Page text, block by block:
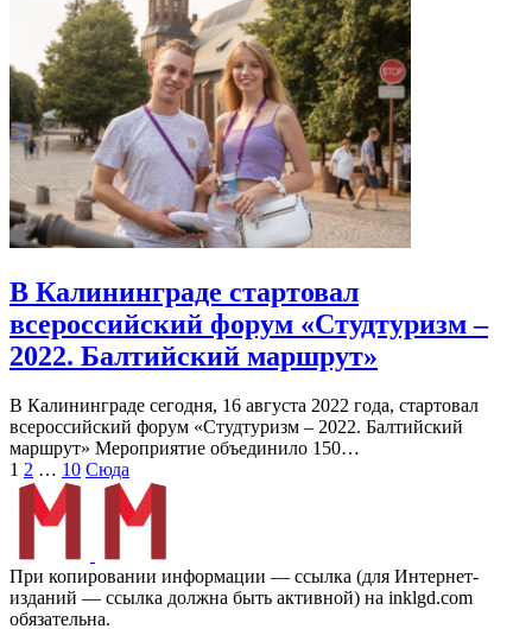
В Калининграде стартовал
всероссийский форум «Студтуризм –
2022. Балтийский маршрут»
В Калининграде сегодня, 16 августа 2022 года, стартовал
всероссийский форум «Студтуризм – 2022. Балтийский
маршрут» Мероприятие объединило 150…
Пагинация
записей
1 2 … 10 Сюда
При копировании информации — ссылка (для Интернет-
изданий — ссылка должна быть активной) на inklgd.com
обязательна.